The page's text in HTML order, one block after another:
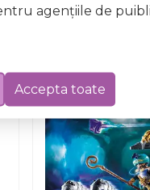
agenţiile de
Accepta toate